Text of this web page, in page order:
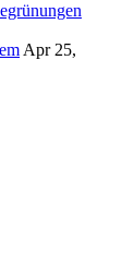
Apr 25,